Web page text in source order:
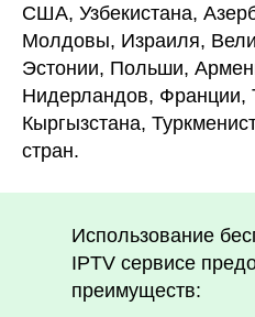
США, Узбекистана,
Молдовы, Израиля,
Эстонии, Польши,
Нидерландов, Франции,
Кыргызстана,
стран.
Использование
IPTV сервисе
преимуществ: